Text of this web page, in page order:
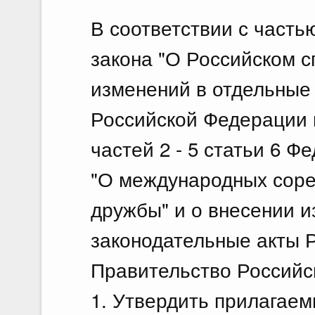
В соответствии с
закона "О Российском
изменений в
Российской
частей 2 - 5 статьи 6
"О международных
дружбы" и о внесении
законодательные акты
Правительство
1. Утвердить
23 июля 2026
Постановление
О внесении на ратификацию
Российской Федерации и
временной трудовой
территории другого государства
23 июля 2026
Постановление
23.07.2026 г. № 928
О внесении изменений в
Федерации от 20 июля 2011 г. №